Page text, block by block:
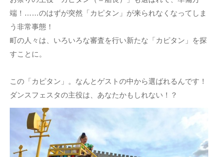
端！……のはずが突然「カピタン」が来られなくなってしま
う非常事態！
町の人々は、いろいろな審査を行い新たな「カピタン」を探
すことに。
この「カピタン」。なんとゲストの中から選ばれるんです！
ダンスフェスタの主役は、あなたかもしれない！？